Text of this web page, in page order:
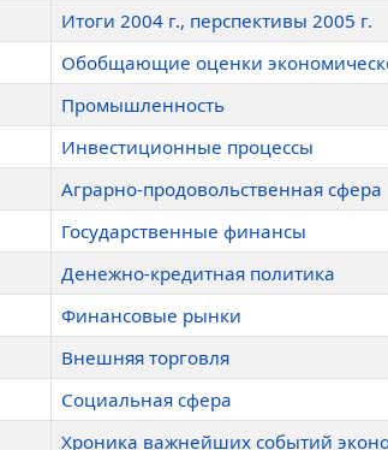
Итоги 2004 г., перспективы 2005 г.
Обобщающие оценки
Промышленность
Инвестиционные процессы
Аграрно-продовольственная сфера
Государственные финансы
Денежно-кредитная политика
Финансовые рынки
Внешняя торговля
Социальная сфера
Хроника важнейших событий